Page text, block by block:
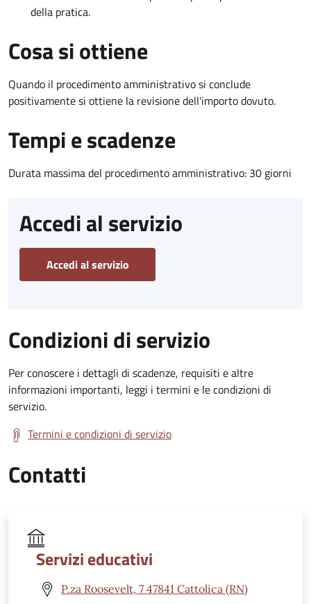
della pratica.
Cosa si ottiene
Quando il procedimento amministrativo si conclude
positivamente si ottiene la revisione dell'importo dovuto.
Tempi e scadenze
Durata massima del procedimento amministrativo: 30 giorni
Accedi al servizio
Accedi al servizio
Condizioni di servizio
Per conoscere i dettagli di scadenze, requisiti e altre
informazioni importanti, leggi i termini e le condizioni di
servizio.
Termini e condizioni di servizio
Contatti
Servizi educativi
P.za Roosevelt, 7 47841 Cattolica (RN)